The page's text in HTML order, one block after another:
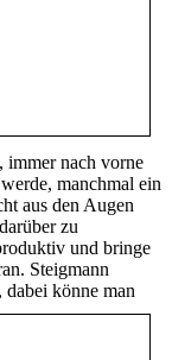
immer nach vorne
manchmal ein
aus den Augen
zu
und bringe
Steigmann
dabei könne man